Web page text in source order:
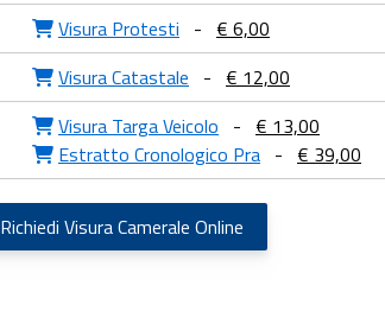
Visura Protesti - € 6,00
Visura Catastale - € 12,00
Visura Targa Veicolo - € 13,00
Estratto Cronologico Pra - € 39,00
Richiedi Visura Camerale Online